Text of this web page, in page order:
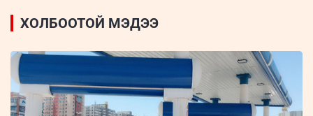
ХОЛБООТОЙ МЭДЭЭ